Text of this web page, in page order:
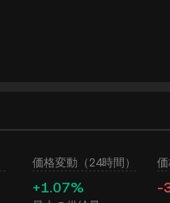
価格変動（24時間）
+1.07%
価
-